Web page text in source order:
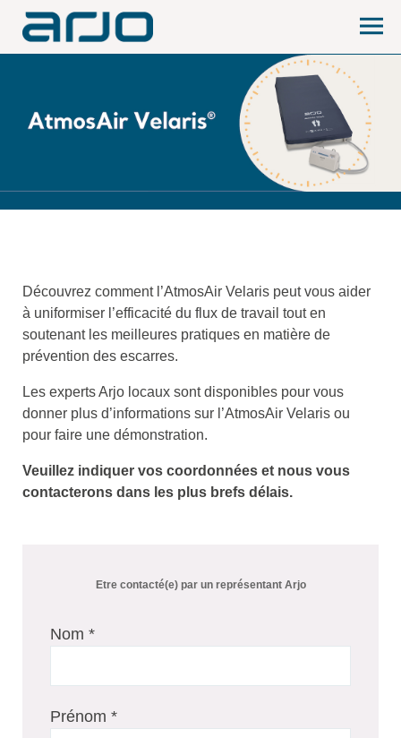
Découvrez comment l’AtmosAir Velaris peut vous aider
à uniformiser l’efficacité du flux de travail tout en
soutenant les meilleures pratiques en matière de
prévention des escarres.
Les experts Arjo locaux sont disponibles pour vous
donner plus d’informations sur l’AtmosAir Velaris ou
pour faire une démonstration.
Veuillez indiquer vos coordonnées et nous vous
contacterons dans les plus brefs délais.
Etre contacté(e) par un représentant Arjo
Nom *
Prénom *